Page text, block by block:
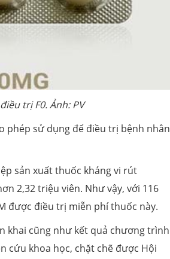
trị F0. Ảnh: PV
phép sử dụng để điều trị bệnh nhân
sản xuất thuốc kháng vi rút
2,32 triệu viên. Như vậy, với 116
được điều trị miễn phí thuốc này.
khai cũng như kết quả chương trình
cứu khoa học, chặt chẽ được Hội